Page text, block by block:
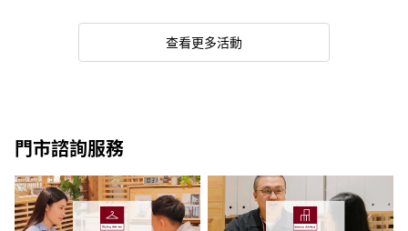
查看更多活動
門市諮詢服務